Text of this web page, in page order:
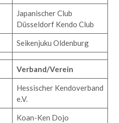
Japanischer Club
Düsseldorf Kendo Club
Seikenjuku Oldenburg
Verband/Verein
Hessischer Kendoverband
e.V.
Koan-Ken Dojo